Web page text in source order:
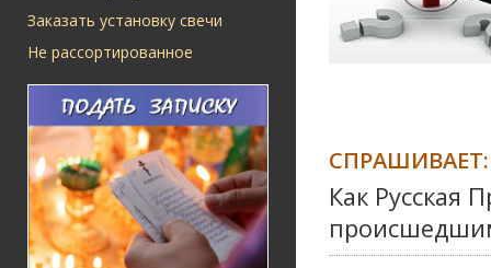
Заказать установку свечи
Не рассортированное
СПРАШИВАЕТ:
Как Русская